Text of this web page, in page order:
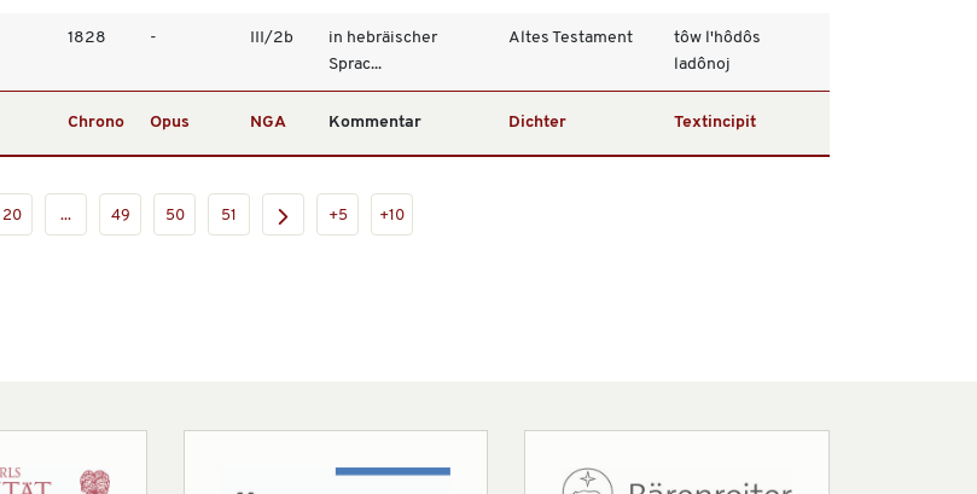
1828 - III/2b
in hebräischer
Sprac...
Altes Testament
tôw l'hôdôs
ladônoj
Chrono Opus NGA Kommentar Dichter Textincipit
20 ... 49 50 51 +5 +10